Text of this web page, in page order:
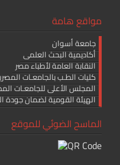
مواقع هامة
جامعة أسوان
أكاديمية البحث العلمى
النقابة العامة لأطباء مصر
كليات الطـب بالجامعـات
المجلس الأعلى للجامعـات
الهيئة القومية لضمان جودة
الماسح الضوئي للموقع